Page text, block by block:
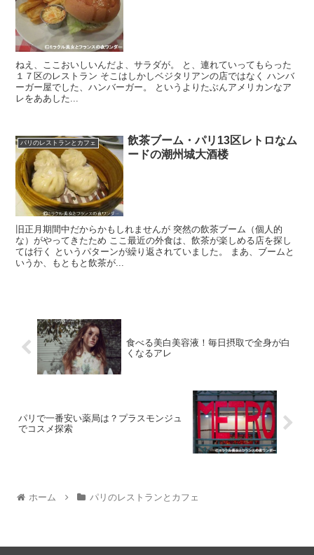
ねえ、ここおいしいんだよ、サラダが。 と、連れていってもらった
１７区のレストラン そこはしかしベジタリアンの店ではなく ハンバ
ーガー屋でした、ハンバーガー。 というよりたぶんアメリカンなア
レをああした...
パリのレストランとカフェ
飲茶ブーム・パリ13区レトロなム
ードの潮州城大酒楼
旧正月期間中だからかもしれませんが 突然の飲茶ブーム（個人的
な）がやってきたため ここ最近の外食は、飲茶が楽しめる店を探し
ては行く というパターンが繰り返されていました。 まあ、ブームと
いうか、もともと飲茶が...
食べる美白美容液！毎日摂取で全身が白
くなるアレ
パリで一番安い薬局は？プラスモンジュ
でコスメ探索
ホーム パリのレストランとカフェ